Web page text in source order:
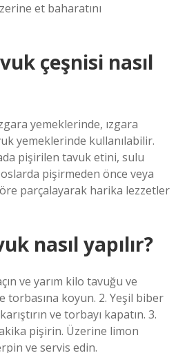
et baharatını
çeşnisi nasıl
yemeklerinde, ızgara
yemeklerinde kullanılabilir.
pişirilen tavuk etini, sulu
pişirmeden önce veya
parçalayarak harika lezzetler
nasıl yapılır?
ve yarım kilo tavuğu ve
torbasına koyun. 2. Yeşil biber
ve torbayı kapatın. 3.
pişirin. Üzerine limon
ve servis edin.